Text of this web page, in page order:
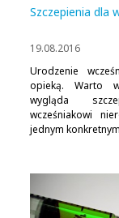
Szczepienia dla
19.08.2016
Urodzenie
opieką. Warto
wygląda
wcześniakowi
jednym